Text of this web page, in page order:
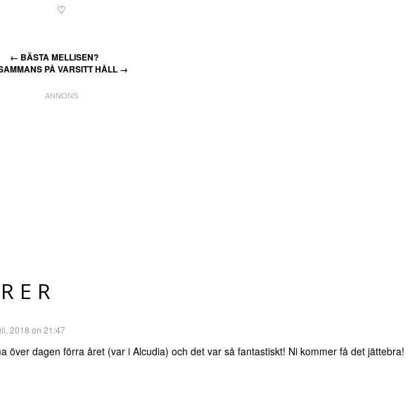
♡
← BÄSTA MELLISEN?
PÅ VARSITT HÅLL →
2018 on 21:47
över dagen förra året (var i Alcudia) och det var så fantastiskt! Ni kommer få det jättebra!